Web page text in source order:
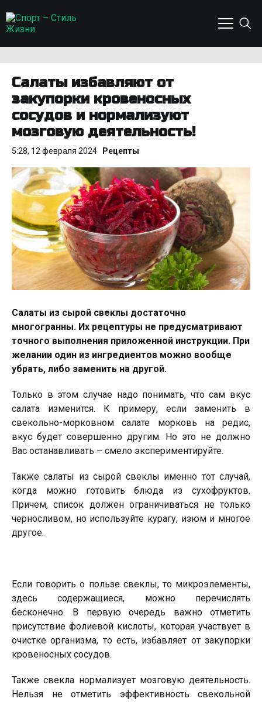
Салаты избавляют от
закупорки кровеносных
сосудов и нормализуют
мозговую деятельность!
5:28, 12 февраля 2024 Рецепты
Салаты из сырой свеклы достаточно
многогранны. Их рецептуры не предусматривают
точного выполнения приложенной инструкции. При
желании один из ингредиентов можно вообще
убрать, либо заменить на другой.
Только в этом случае надо понимать, что сам вкус
салата изменится. К примеру, если заменить в
свекольно-морковном салате морковь на редис,
вкус будет совершенно другим. Но это не должно
Вас останавливать – смело экспериментируйте.
Также салаты из сырой свеклы именно тот случай,
когда можно готовить блюда из сухофруктов.
Причем, список должен ограничиваться не только
черносливом, но используйте курагу, изюм и многое
другое.
Если говорить о пользе свеклы, то микроэлементы,
здесь содержащиеся, можно перечислять
бесконечно. В первую очередь важно отметить
присутствие фолиевой кислоты, которая участвует в
очистке организма, то есть, избавляет от закупорки
кровеносных сосудов.
Также свекла нормализует мозговую деятельность.
Нельзя не отметить эффективность свекольной